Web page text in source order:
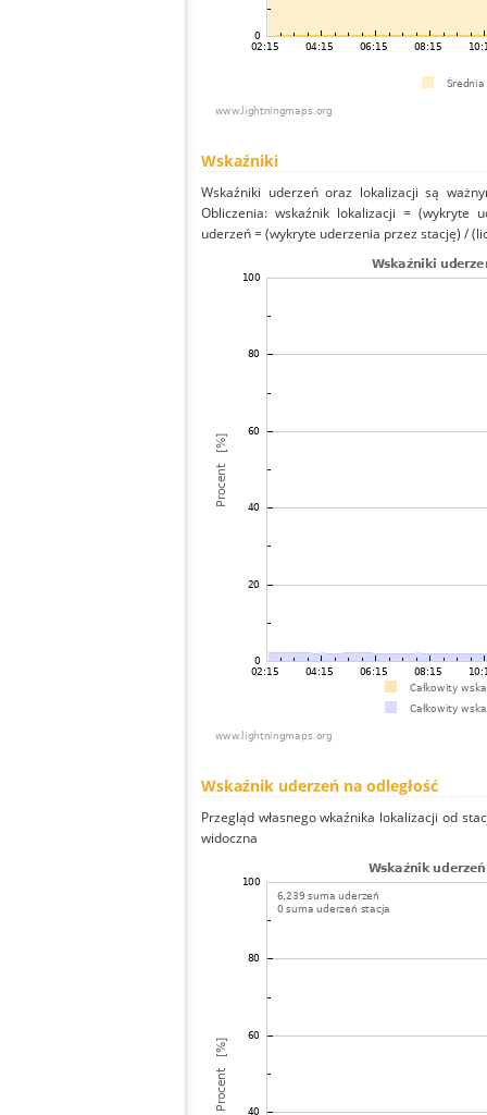
Wskaźniki
Wskaźniki uderzeń oraz lokalizacji są
Obliczenia: wskaźnik lokalizacji = (wykryte
uderzeń = (wykryte uderzenia przez stację) /
Wskaźnik uderzeń na odległość
Przegląd własnego wkaźnika lokalizacji od
widoczna